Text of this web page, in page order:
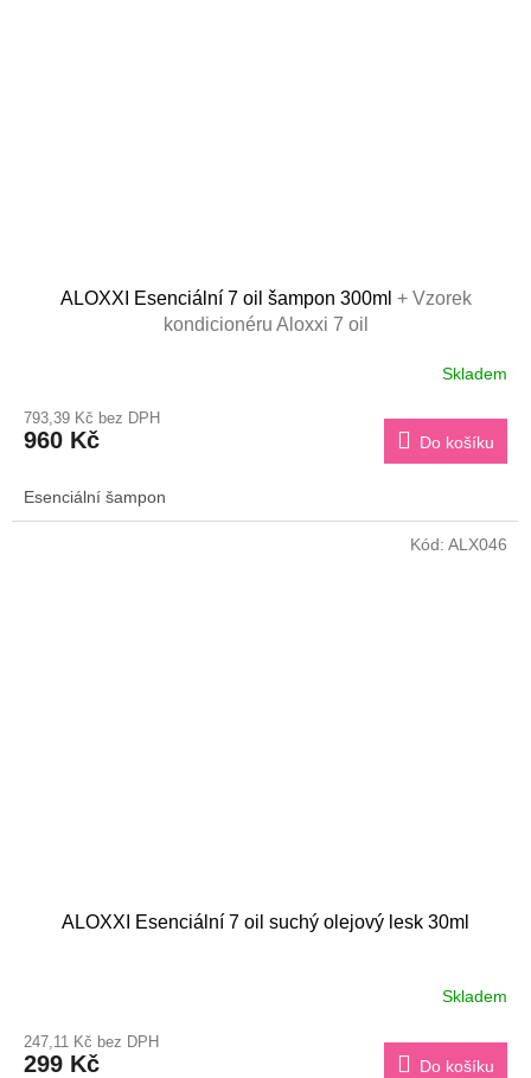
ALOXXI Esenciální 7 oil šampon 300ml + Vzorek
kondicionéru Aloxxi 7 oil
Skladem
793,39 Kč bez DPH
960 Kč Do košíku
Esenciální šampon
ALOXXI Esenciální 7 oil suchý olejový lesk 30ml
Skladem
247,11 Kč bez DPH
299 Kč Do košíku
Kód: ALX046